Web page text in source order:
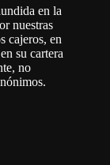
en la
nuestras
cajeros, en
su cartera
no